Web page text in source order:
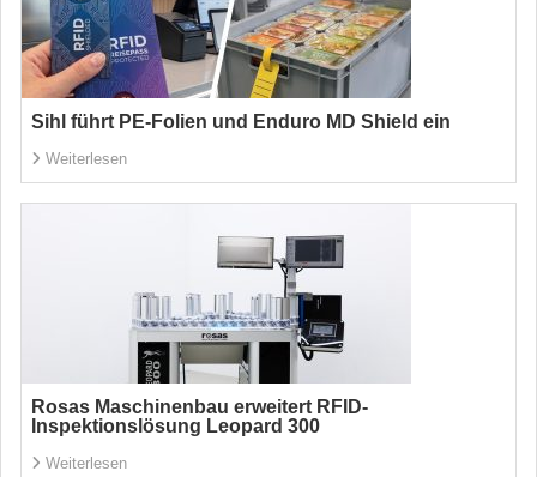
Sihl führt PE-Folien und Enduro MD Shield ein
Weiterlesen
Rosas Maschinenbau erweitert RFID-
Inspektionslösung Leopard 300
Weiterlesen